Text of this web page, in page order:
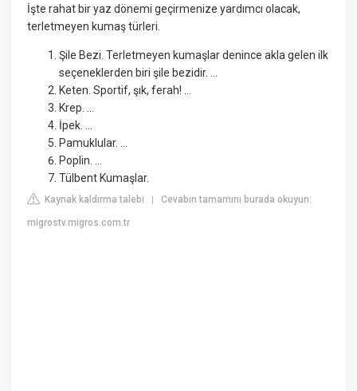
İşte rahat bir yaz dönemi geçirmenize yardımcı olacak,
terletmeyen kumaş türleri.
Şile Bezi. Terletmeyen kumaşlar denince akla gelen ilk
seçeneklerden biri şile bezidir. ...
Keten. Sportif, şık, ferah! ...
Krep. ...
İpek. ...
Pamuklular. ...
Poplin. ...
Tülbent Kumaşlar.
Kaynak kaldırma talebi |Cevabın tamamını burada okuyun:
migrostv.migros.com.tr